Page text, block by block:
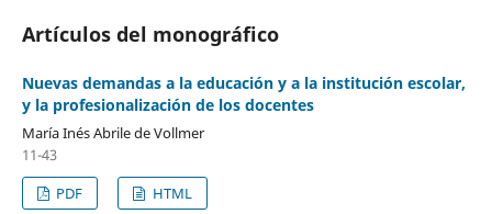
Artículos del monográfico
Nuevas demandas a la educación y a la institución escolar,
y la profesionalización de los docentes
María Inés Abrile de Vollmer
11-43
PDF
HTML